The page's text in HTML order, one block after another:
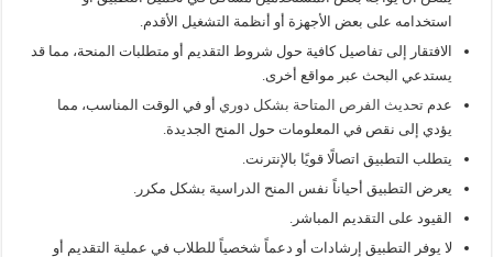
استخدامه على بعض الأجهزة أو أنظمة التشغيل الأقدم.
الافتقار إلى تفاصيل كافية حول شروط التقديم أو متطلبات المنحة، مما قد
يستدعي البحث عبر مواقع أخرى.
عدمتحديث الفرص المتاحة بشكل دوري أو في الوقت المناسب، مما
يؤدي إلى نقص في المعلومات حول المنح الجديدة.
يتطلب التطبيق اتصالًا قويًا بالإنترنت.
يعرض التطبيق أحياناً نفس المنح الدراسية بشكل مكرر.
القيود على التقديم المباشر.
لا يوفر التطبيق إرشادات أو دعماً شخصياً للطلاب في عملية التقديم أو